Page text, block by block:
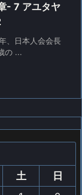
- 7 アユタヤ
日本人会会長
の ...
土
日